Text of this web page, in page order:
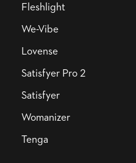
Fleshlight
We-Vibe
Lovense
Satisfyer Pro 2
Satisfyer
Womanizer
Tenga